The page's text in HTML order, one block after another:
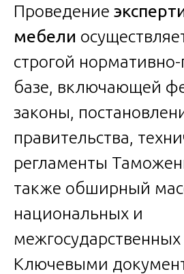
Проведение
мебели
строгой
базе, включающей
законы,
правительства,
регламенты
также обширный
национальных и
межгосударственных
Ключевыми